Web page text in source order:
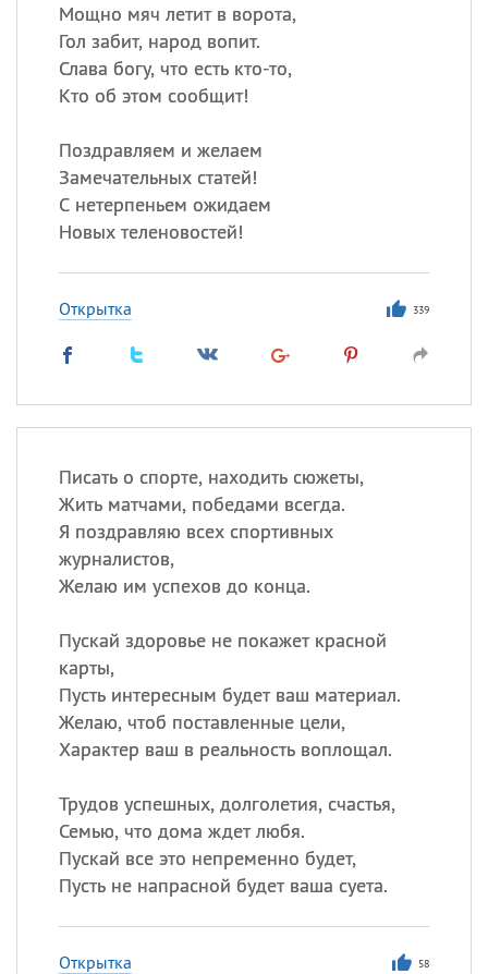
Мощно мяч летит в ворота,
Гол забит, народ вопит.
Слава богу, что есть кто-то,
Кто об этом сообщит!
Поздравляем и желаем
Замечательных статей!
С нетерпеньем ожидаем
Новых теленовостей!
Открытка 339
Писать о спорте, находить сюжеты,
Жить матчами, победами всегда.
Я поздравляю всех спортивных
журналистов,
Желаю им успехов до конца.
Пускай здоровье не покажет красной
карты,
Пусть интересным будет ваш материал.
Желаю, чтоб поставленные цели,
Характер ваш в реальность воплощал.
Трудов успешных, долголетия, счастья,
Семью, что дома ждет любя.
Пускай все это непременно будет,
Пусть не напрасной будет ваша суета.
Открытка 58